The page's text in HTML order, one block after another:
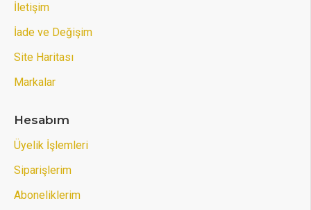
İletişim
İade ve Değişim
Site Haritası
Markalar
Hesabım
Üyelik İşlemleri
Siparişlerim
Aboneliklerim